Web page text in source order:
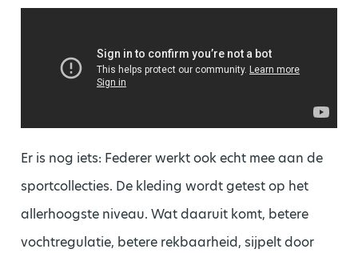
Er is nog iets: Federer werkt ook echt mee aan de
sportcollecties. De kleding wordt getest op het
allerhoogste niveau. Wat daaruit komt, betere
vochtregulatie, betere rekbaarheid, sijpelt door